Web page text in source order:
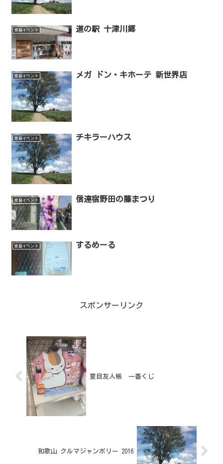
家庭イベント 道の駅 十津川郷
家庭イベント メガ ドン・キホーテ 新世界店
家庭イベント チキラーハウス
家庭イベント 信達宿野田の藤まつり
家庭イベント するめーる
スポンサーリンク
夏目友人帳 一番くじ
和歌山 クルマジャンボリー 2016